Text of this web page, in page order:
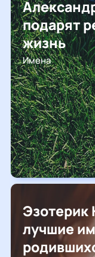
подарят
жизнь
Имена
Эзотерик
лучшие